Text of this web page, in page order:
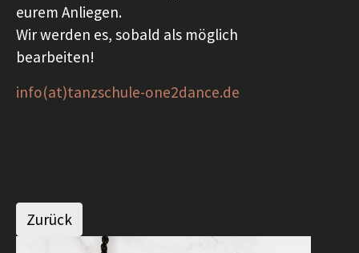
eurem Anliegen.
Wir werden es, sobald als möglich
bearbeiten!
info(at)tanzschule-one2dance.de
Zurück